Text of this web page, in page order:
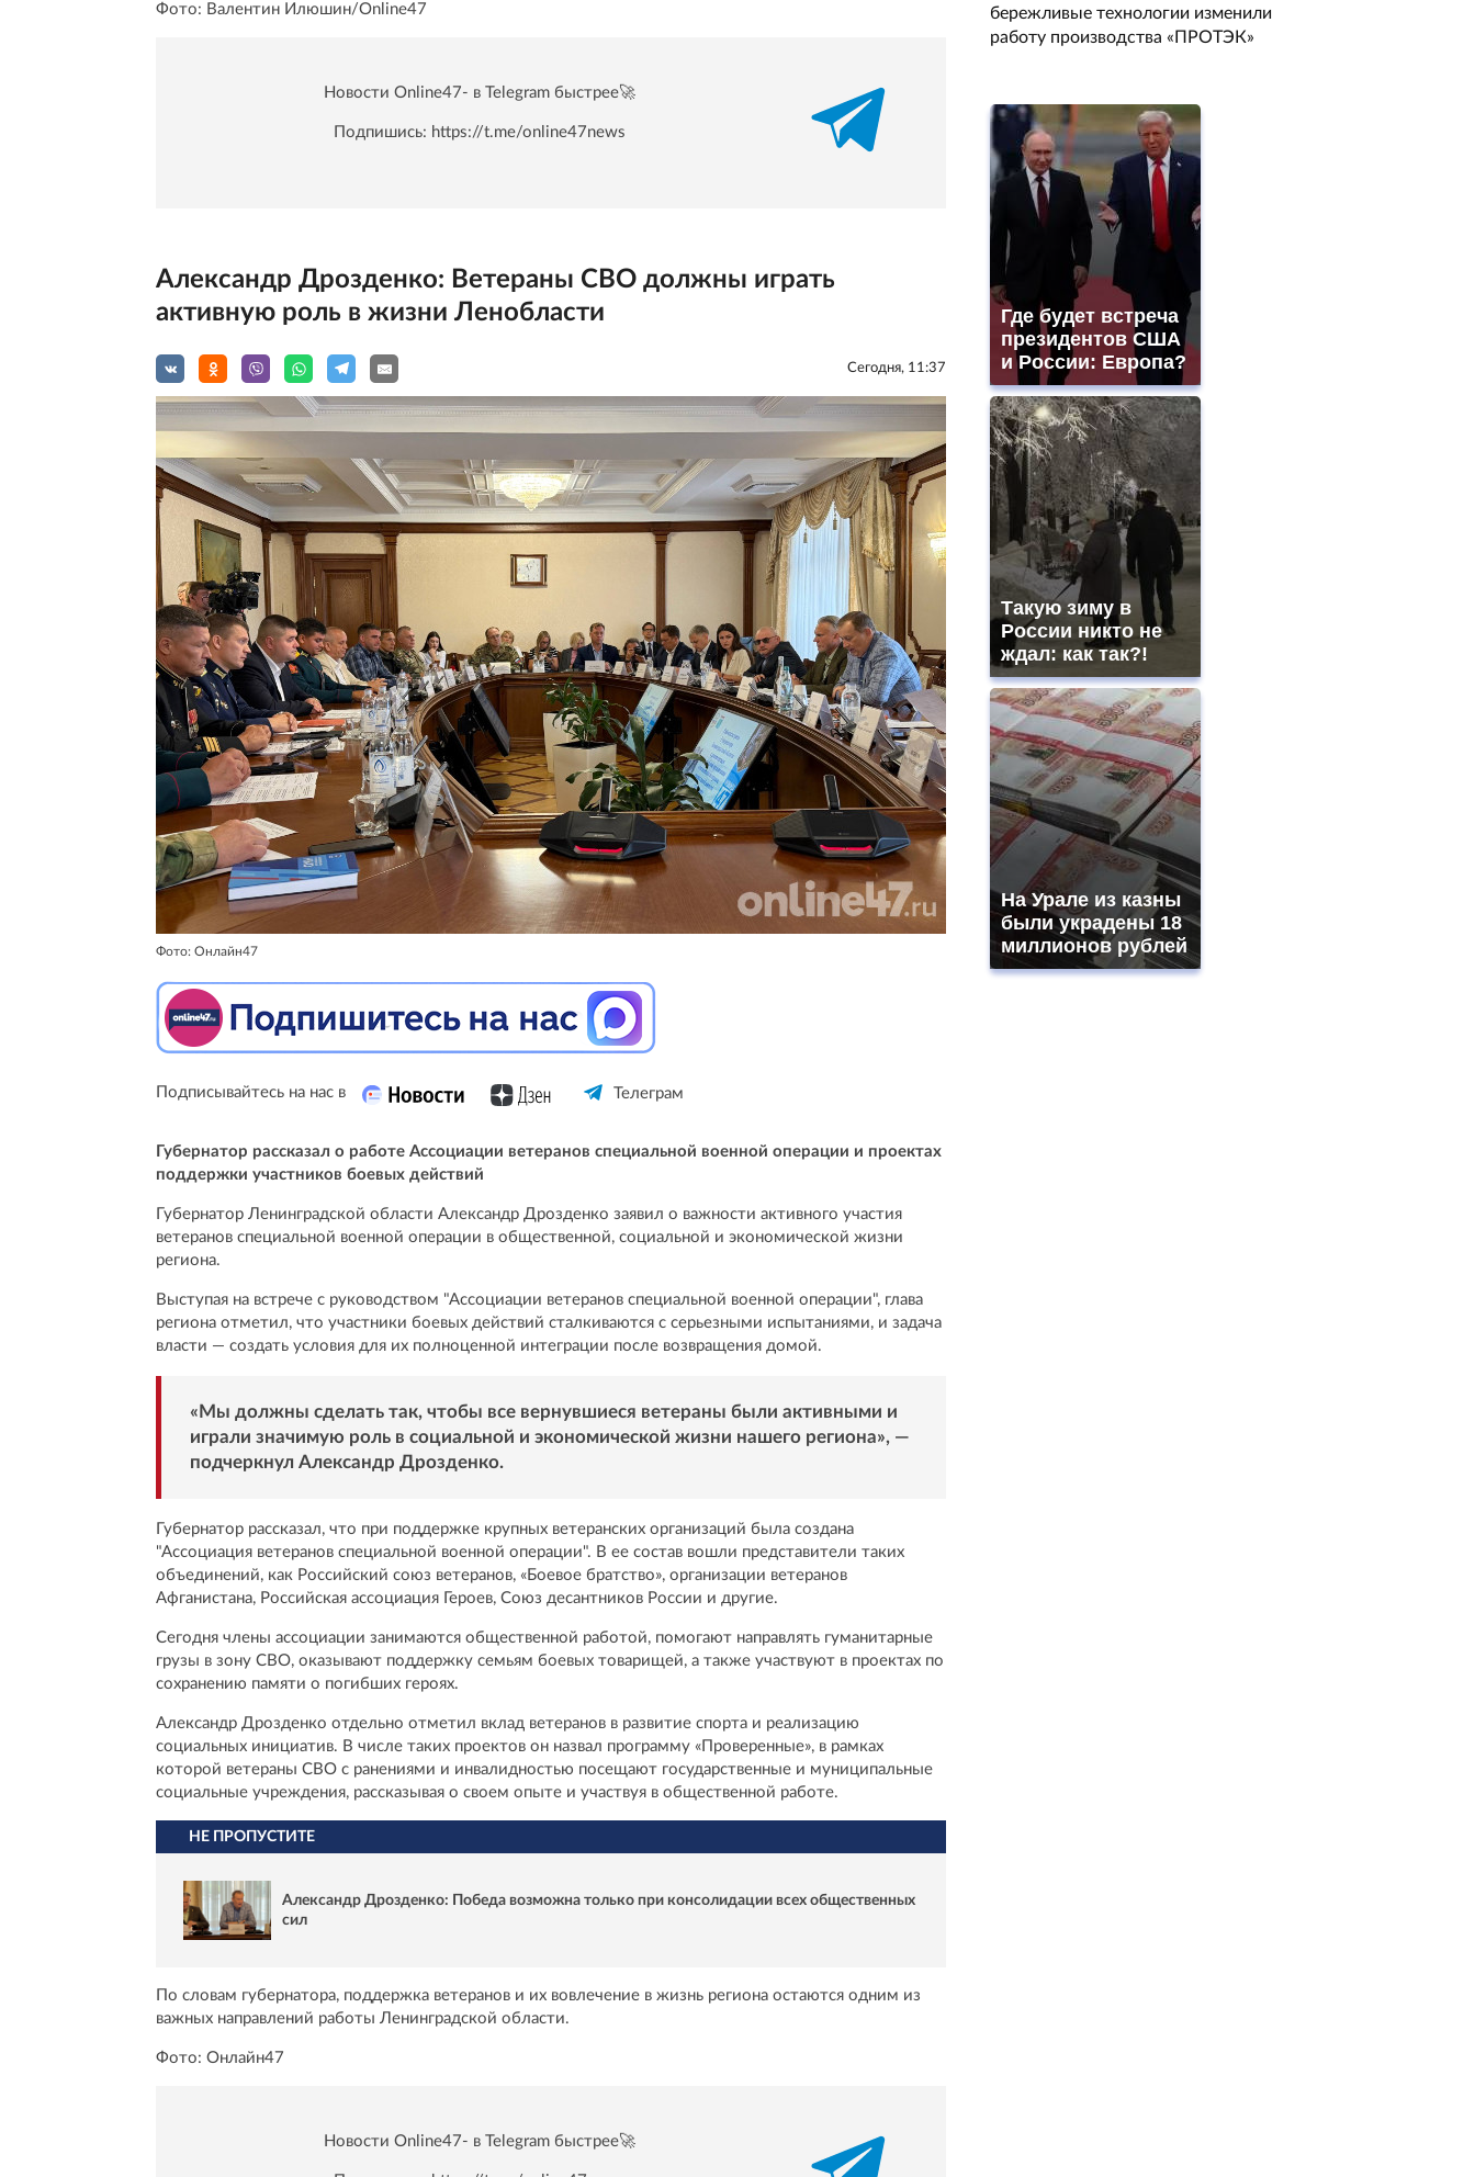
Фото: Валентин Илюшин/Online47
Новости Online47- в Telegram быстрее🚀
Подпишись: https://t.me/online47news
Александр Дрозденко: Ветераны СВО должны играть
активную роль в жизни Ленобласти
Сегодня, 11:37
Фото: Онлайн47
Подписывайтесь на нас в Телеграм
Губернатор рассказал о работе Ассоциации ветеранов специальной военной операции и проектах
поддержки участников боевых действий
Губернатор Ленинградской области Александр Дрозденко заявил о важности активного участия
ветеранов специальной военной операции в общественной, социальной и экономической жизни
региона.
Выступая на встрече с руководством "Ассоциации ветеранов специальной военной операции", глава
региона отметил, что участники боевых действий сталкиваются с серьезными испытаниями, и задача
власти — создать условия для их полноценной интеграции после возвращения домой.
«Мы должны сделать так, чтобы все вернувшиеся ветераны были активными и
играли значимую роль в социальной и экономической жизни нашего региона», —
подчеркнул Александр Дрозденко.
Губернатор рассказал, что при поддержке крупных ветеранских организаций была создана
"Ассоциация ветеранов специальной военной операции". В ее состав вошли представители таких
объединений, как Российский союз ветеранов, «Боевое братство», организации ветеранов
Афганистана, Российская ассоциация Героев, Союз десантников России и другие.
Сегодня члены ассоциации занимаются общественной работой, помогают направлять гуманитарные
грузы в зону СВО, оказывают поддержку семьям боевых товарищей, а также участвуют в проектах по
сохранению памяти о погибших героях.
Александр Дрозденко отдельно отметил вклад ветеранов в развитие спорта и реализацию
социальных инициатив. В числе таких проектов он назвал программу «Проверенные», в рамках
которой ветераны СВО с ранениями и инвалидностью посещают государственные и муниципальные
социальные учреждения, рассказывая о своем опыте и участвуя в общественной работе.
НЕ ПРОПУСТИТЕ
Александр Дрозденко: Победа возможна только при консолидации всех общественных
сил
По словам губернатора, поддержка ветеранов и их вовлечение в жизнь региона остаются одним из
важных направлений работы Ленинградской области.
Фото: Онлайн47
Новости Online47- в Telegram быстрее🚀
бережливые технологии изменили
работу производства «ПРОТЭК»
Где будет встреча
президентов США
и России: Европа?
Такую зиму в
России никто не
ждал: как так?!
На Урале из казны
были украдены 18
миллионов рублей